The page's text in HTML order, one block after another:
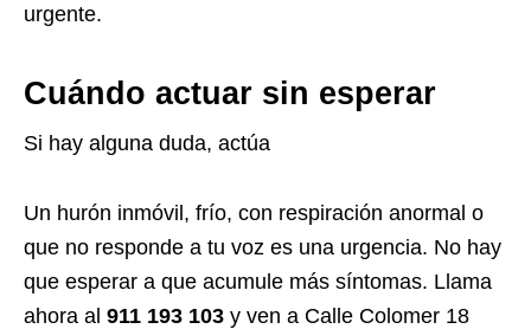
urgente.
Cuándo actuar sin esperar
Si hay alguna duda, actúa
Un hurón inmóvil, frío, con respiración anormal o
que no responde a tu voz es una urgencia. No hay
que esperar a que acumule más síntomas. Llama
ahora al 911 193 103 y ven a Calle Colomer 18